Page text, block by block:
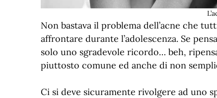
Non bastava il problema dell’acne che
affrontare durante l’adolescenza. Se
solo uno sgradevole ricordo… beh,
piuttosto comune ed anche di non
Ci si deve sicuramente rivolgere ad uno